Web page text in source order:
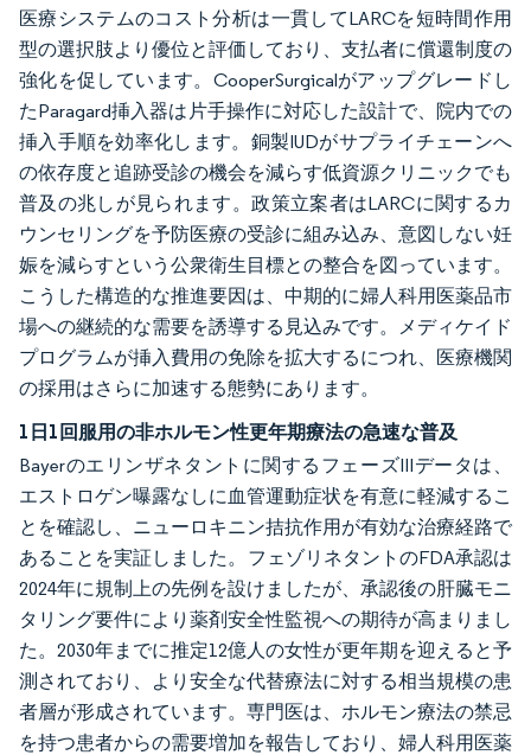
医療システムのコスト分析は一貫してLARCを短時間作用
型の選択肢より優位と評価しており、支払者に償還制度の
強化を促しています。CooperSurgicalがアップグレードし
たParagard挿入器は片手操作に対応した設計で、院内での
挿入手順を効率化します。銅製IUDがサプライチェーンへ
の依存度と追跡受診の機会を減らす低資源クリニックでも
普及の兆しが見られます。政策立案者はLARCに関するカ
ウンセリングを予防医療の受診に組み込み、意図しない妊
娠を減らすという公衆衛生目標との整合を図っています。
こうした構造的な推進要因は、中期的に婦人科用医薬品市
場への継続的な需要を誘導する見込みです。メディケイド
プログラムが挿入費用の免除を拡大するにつれ、医療機関
の採用はさらに加速する態勢にあります。
1日1回服用の非ホルモン性更年期療法の急速な普及
Bayerのエリンザネタントに関するフェーズIIIデータは、
エストロゲン曝露なしに血管運動症状を有意に軽減するこ
とを確認し、ニューロキニン拮抗作用が有効な治療経路で
あることを実証しました。フェゾリネタントのFDA承認は
2024年に規制上の先例を設けましたが、承認後の肝臓モニ
タリング要件により薬剤安全性監視への期待が高まりまし
た。2030年までに推定12億人の女性が更年期を迎えると予
測されており、より安全な代替療法に対する相当規模の患
者層が形成されています。専門医は、ホルモン療法の禁忌
を持つ患者からの需要増加を報告しており、婦人科用医薬